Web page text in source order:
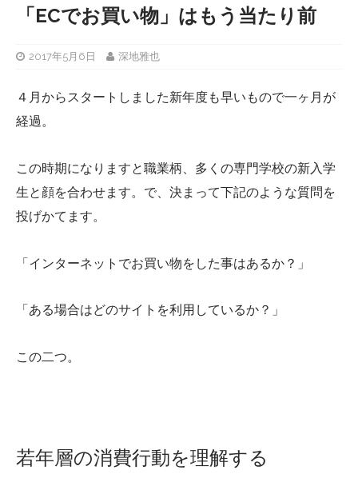
「ECでお買い物」はもう当たり前
2017年5月6日 深地雅也
４月からスタートしました新年度も早いもので一ヶ月が
経過。
この時期になりますと職業柄、多くの専門学校の新入学
生と顔を合わせます。で、決まって下記のような質問を
投げかてます。
「インターネットでお買い物をした事はあるか？」
「ある場合はどのサイトを利用しているか？」
この二つ。
若年層の消費行動を理解する